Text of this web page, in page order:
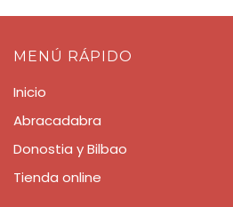
MENÚ RÁPIDO
Inicio
Abracadabra
Donostia y Bilbao
Tienda online